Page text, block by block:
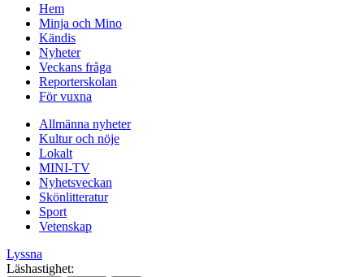
Hem
Minja och Mino
Kändis
Nyheter
Veckans fråga
Reporterskolan
För vuxna
Allmänna nyheter
Kultur och nöje
Lokalt
MINI-TV
Nyhetsveckan
Skönlitteratur
Sport
Vetenskap
Lyssna
Läshastighet: